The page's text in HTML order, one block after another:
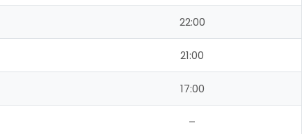
22:00
21:00
17:00
–